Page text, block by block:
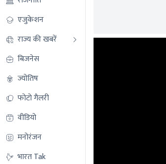
एजुकेशन
राज्य की खबरें
बिजनेस
ज्योतिष
फोटो गैलरी
वीडियो
मनोरंजन
भारत Tak